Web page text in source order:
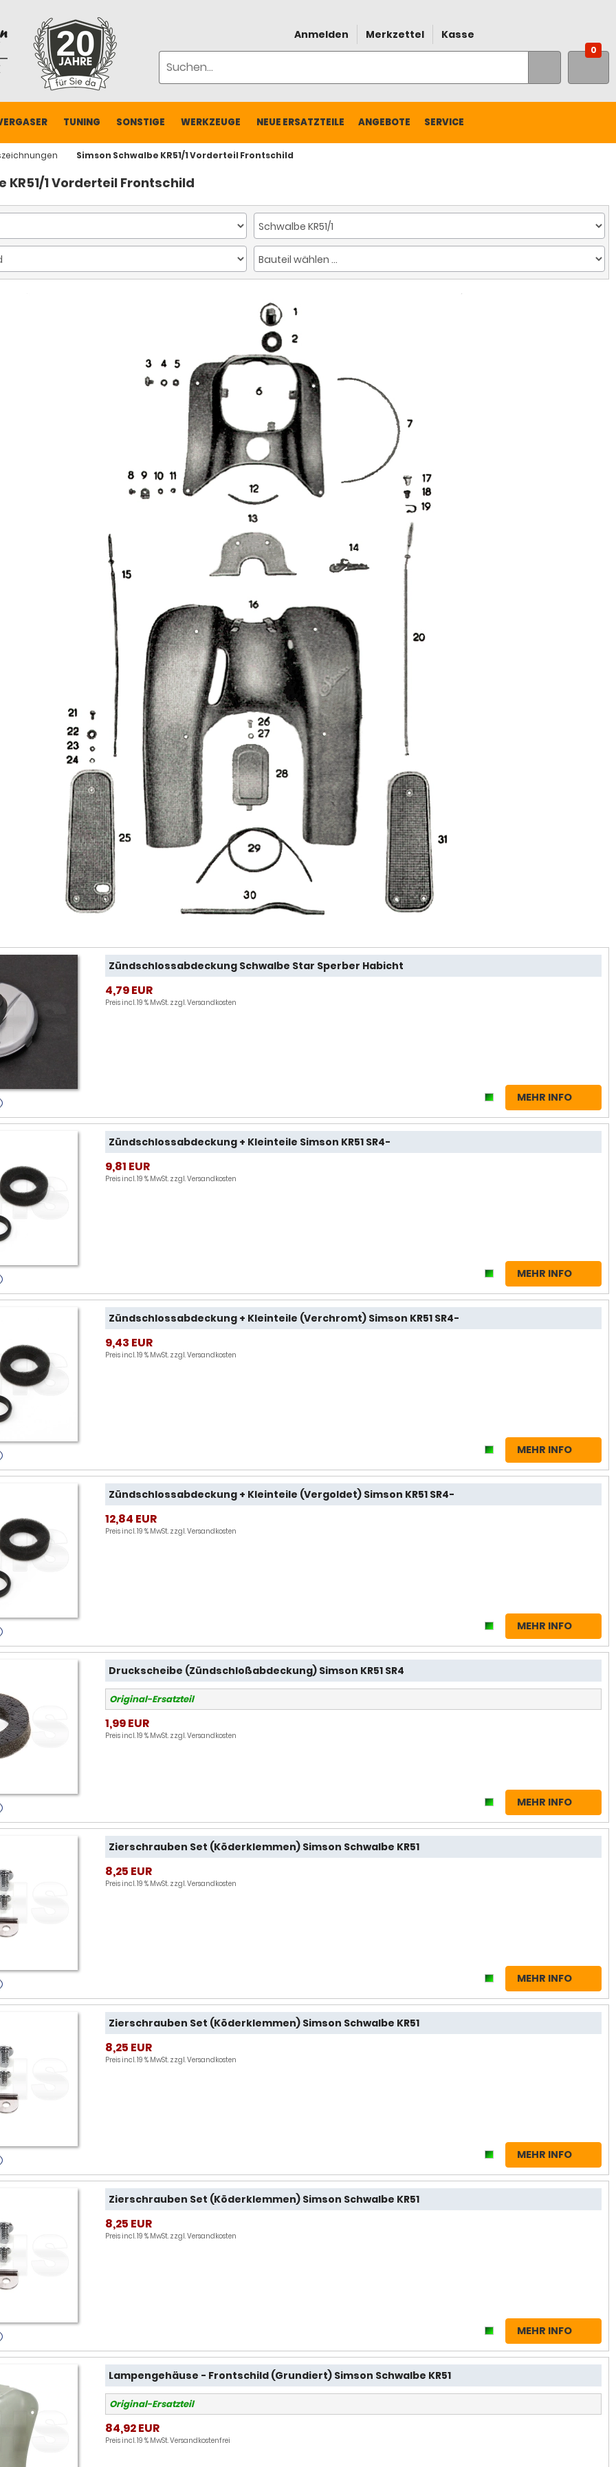
Anmelden Merkzettel Kasse
0
TUNING SONSTIGE WERKZEUGE NEUE ERSATZTEILE ANGEBOTE SERVICE
Simson Schwalbe KR51/1 Vorderteil Frontschild
KR51/1 Vorderteil Frontschild
Zündschlossabdeckung Schwalbe Star Sperber Habicht
4,79 EUR
Preis incl. 19 % MwSt. zzgl.Versandkosten
MEHR INFO
Zündschlossabdeckung + Kleinteile Simson KR51 SR4-
9,81 EUR
Preis incl. 19 % MwSt. zzgl.Versandkosten
MEHR INFO
Zündschlossabdeckung + Kleinteile (Verchromt) Simson KR51 SR4-
9,43 EUR
Preis incl. 19 % MwSt. zzgl.Versandkosten
MEHR INFO
Zündschlossabdeckung + Kleinteile (Vergoldet) Simson KR51 SR4-
12,84 EUR
Preis incl. 19 % MwSt. zzgl.Versandkosten
MEHR INFO
Druckscheibe (Zündschloßabdeckung) Simson KR51 SR4
Original-Ersatzteil
1,99 EUR
Preis incl. 19 % MwSt. zzgl.Versandkosten
MEHR INFO
Zierschrauben Set (Köderklemmen) Simson Schwalbe KR51
8,25 EUR
Preis incl. 19 % MwSt. zzgl.Versandkosten
MEHR INFO
Zierschrauben Set (Köderklemmen) Simson Schwalbe KR51
8,25 EUR
Preis incl. 19 % MwSt. zzgl.Versandkosten
MEHR INFO
Zierschrauben Set (Köderklemmen) Simson Schwalbe KR51
8,25 EUR
Preis incl. 19 % MwSt. zzgl.Versandkosten
MEHR INFO
Lampengehäuse - Frontschild (Grundiert) Simson Schwalbe KR51
Original-Ersatzteil
84,92 EUR
Preis incl. 19 % MwSt.Versandkostenfrei